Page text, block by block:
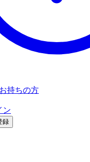
持ちの方
ン
録